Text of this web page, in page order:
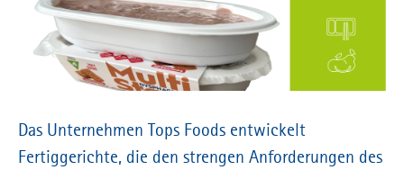
Das Unternehmen Tops Foods entwickelt
Fertiggerichte, die den strengen Anforderungen des